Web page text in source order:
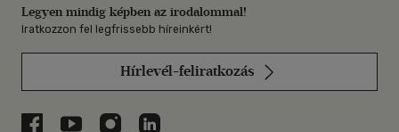
Legyen mindig képben az irodalommal!
Iratkozzon fel legfrissebb híreinkért!
Hírlevél-feliratkozás
Libri a Facebookon
Libri a Youtube-on
Libri az Instagramon
Libri a LinkedInen